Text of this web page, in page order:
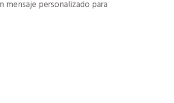
mensaje personalizado para